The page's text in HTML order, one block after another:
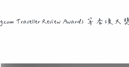
Traveller Review Awards